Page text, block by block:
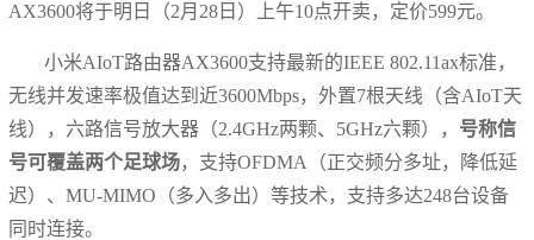
AX3600将于明日（2月28日）上午10点开卖，定价599元。
小米AIoT路由器AX3600支持最新的IEEE 802.11ax标准，
无线并发速率极值达到近3600Mbps，外置7根天线（含AIoT天
线），六路信号放大器（2.4GHz两颗、5GHz六颗）， 号称信
号可覆盖两个足球场，支持OFDMA（正交频分多址，降低延
迟）、MU-MIMO（多入多出）等技术，支持多达248台设备
同时连接。